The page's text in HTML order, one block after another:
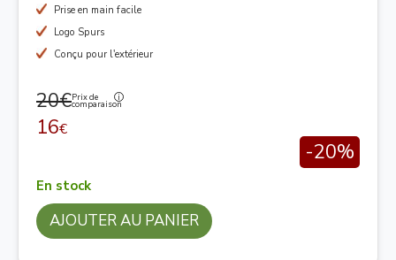
Prise en main facile
Logo Spurs
Conçu pour l'extérieur
20€Prix de
comparaison
16€
-20%
En stock
AJOUTER AU PANIER